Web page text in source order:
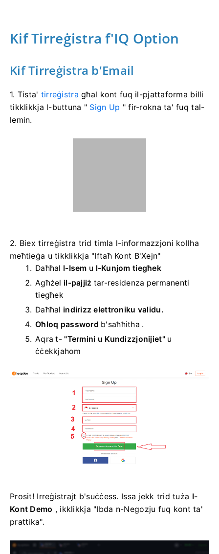
Kif Tirreġistra f'IQ Option
Kif Tirreġistra b'Email
1. Tista' tirreġistra għal kont fuq il-pjattaforma billi
tikklikkja l-buttuna " Sign Up " fir-rokna ta' fuq tal-
lemin.
2. Biex tirreġistra trid timla l-informazzjoni kollha
meħtieġa u tikklikkja "Iftaħ Kont B'Xejn"
Daħħal l-Isem u l-Kunjom tiegħek
Agħżel il-pajjiż tar-residenza permanenti
tiegħek
Daħħal indirizz elettroniku validu.
Oħloq password b'saħħitha .
Aqra t-"Termini u Kundizzjonijiet"u
ċċekkjahom
Prosit! Irreġistrajt b'suċċess. Issa jekk trid tuża l-
Kont Demo , ikklikkja "Ibda n-Negozju fuq kont ta'
prattika".